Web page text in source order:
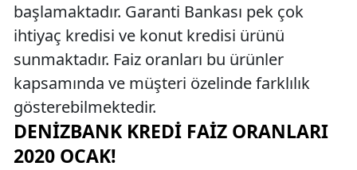
başlamaktadır. Garanti Bankası pek çok
ihtiyaç kredisi ve konut kredisi ürünü
sunmaktadır. Faiz oranları bu ürünler
kapsamında ve müşteri özelinde farklılık
gösterebilmektedir.
DENIZBANK KREDI FAIZ ORANLARI
2020 OCAK!